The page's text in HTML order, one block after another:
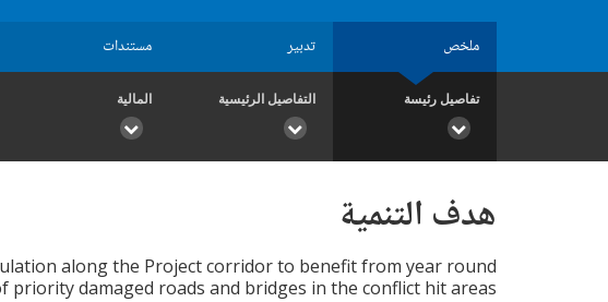
ملخص تدبير مستندات
تفاصيل رئيسة التفاصيل الرئيسية المالية
هدف التنمية
along the Project corridor to benefit from year round
damaged roads and bridges in the conflict hit areas.